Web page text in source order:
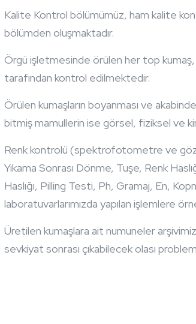
Kalite Kontrol bölümümüz, ham kalite
bölümden oluşmaktadır.
Örgü işletmesinde örülen her top
tarafından kontrol edilmektedir.
Örülen kumaşların boyanması ve
bitmiş mamullerin ise görsel, fiziksel ve
Renk kontrolü (spektrofotometre ve göz
Yıkama Sonrası Dönme, Tuşe, Renk
Haslığı, Pilling Testi, Ph, Gramaj, En,
laboratuvarlarımızda yapılan işlemlere
Üretilen kumaşlara ait numuneler
sevkiyat sonrası çıkabilecek olası